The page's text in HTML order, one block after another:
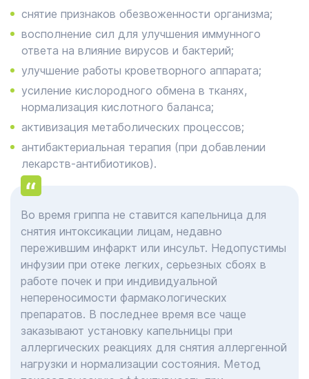
снятие признаков обезвоженности организма;
восполнение сил для улучшения иммунного
ответа на влияние вирусов и бактерий;
улучшение работы кроветворного аппарата;
усиление кислородного обмена в тканях,
нормализация кислотного баланса;
активизация метаболических процессов;
антибактериальная терапия (при добавлении
лекарств-антибиотиков).
Во время гриппа не ставится капельница для
снятия интоксикации лицам, недавно
пережившим инфаркт или инсульт. Недопустимы
инфузии при отеке легких, серьезных сбоях в
работе почек и при индивидуальной
непереносимости фармакологических
препаратов. В последнее время все чаще
заказывают установку капельницы при
аллергических реакциях для снятия аллергенной
нагрузки и нормализации состояния. Метод